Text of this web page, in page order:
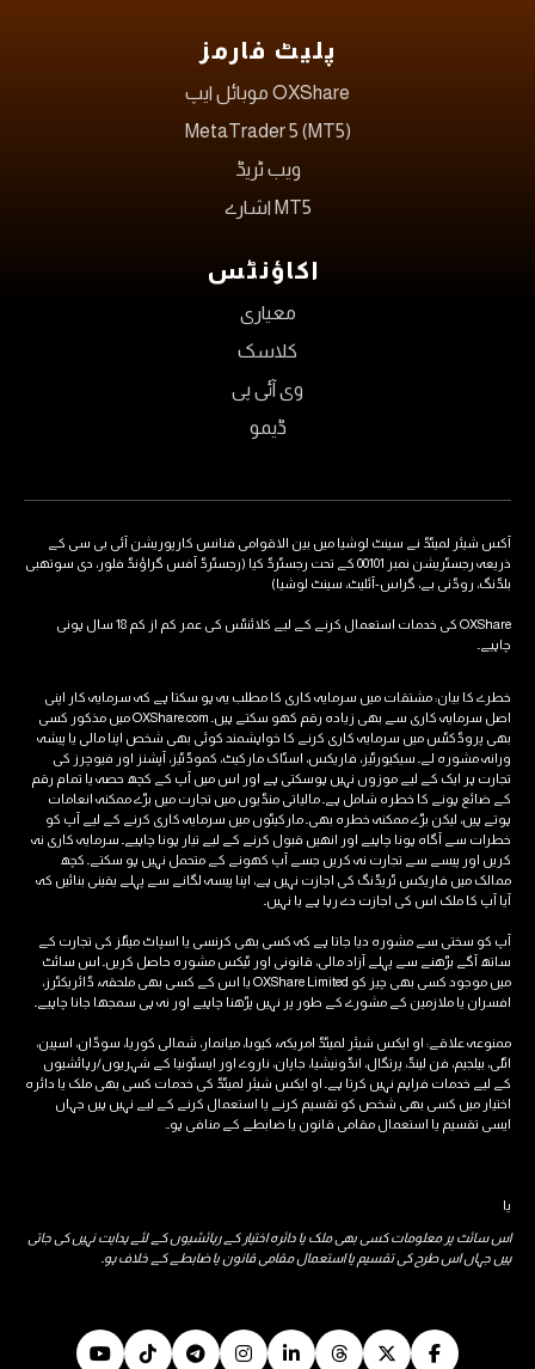
پلیٹ فارمز
OXShare موبائل ایپ
MetaTrader 5 (MT5)
ویب ٹریڈ
MT5 اشارے
اکاؤنٹس
معیاری
کلاسک
وی آئی پی
ڈیمو
آکس شیئر لمیٹڈ نے سینٹ لوشیا میں بین الاقوامی فنانس کارپوریشن آئی بی سی کے
ذریعہ رجسٹریشن نمبر 00101 کے تحت رجسٹرڈ کیا (رجسٹرڈ آفس گراؤنڈ فلور، دی سوتھبی
بلڈنگ، روڈنی بے، گراس-آئلیٹ، سینٹ لوشیا)
OXShare کی خدمات استعمال کرنے کے لیے کلائنٹس کی عمر کم از کم 18 سال ہونی
چاہیے۔
خطرے کا بیان: مشتقات میں سرمایہ کاری کا مطلب یہ ہو سکتا ہے کہ سرمایہ کار اپنی
اصل سرمایہ کاری سے بھی زیادہ رقم کھو سکتے ہیں۔ OXShare.com میں مذکور کسی
بھی پروڈکٹس میں سرمایہ کاری کرنے کا خواہشمند کوئی بھی شخص اپنا مالی یا پیشہ
ورانہ مشورہ لے۔ سیکیورٹیز، فاریکس، اسٹاک مارکیٹ، کموڈٹیز، آپشنز اور فیوچرز کی
تجارت ہر ایک کے لیے موزوں نہیں ہوسکتی ہے اور اس میں آپ کے کچھ حصہ یا تمام رقم
کے ضائع ہونے کا خطرہ شامل ہے۔ مالیاتی منڈیوں میں تجارت میں بڑے ممکنہ انعامات
ہوتے ہیں، لیکن بڑے ممکنہ خطرہ بھی۔ مارکیٹوں میں سرمایہ کاری کرنے کے لیے آپ کو
خطرات سے آگاہ ہونا چاہیے اور انھیں قبول کرنے کے لیے تیار ہونا چاہیے۔ سرمایہ کاری نہ
کریں اور پیسے سے تجارت نہ کریں جسے آپ کھونے کے متحمل نہیں ہو سکتے۔ کچھ
ممالک میں فاریکس ٹریڈنگ کی اجازت نہیں ہے، اپنا پیسہ لگانے سے پہلے یقینی بنائیں کہ
آیا آپ کا ملک اس کی اجازت دے رہا ہے یا نہیں۔
آپ کو سختی سے مشورہ دیا جاتا ہے کہ کسی بھی کرنسی یا اسپاٹ میٹلز کی تجارت کے
ساتھ آگے بڑھنے سے پہلے آزاد مالی، قانونی اور ٹیکس مشورہ حاصل کریں۔ اس سائٹ
میں موجود کسی بھی چیز کو OXShare Limited یا اس کے کسی بھی ملحقہ، ڈائریکٹرز،
افسران یا ملازمین کے مشورے کے طور پر نہیں پڑھنا چاہیے اور نہ ہی سمجھا جانا چاہیے۔
ممنوعہ علاقے: او ایکس شیئر لمیٹڈ امریکہ، کیوبا، ​​میانمار، شمالی کوریا، سوڈان، اسپین،
اٹلی، بیلجیم، فن لینڈ، پرتگال، انڈونیشیا، جاپان، ناروے اور ایسٹونیا کے شہریوں/رہائشیوں
کے لیے خدمات فراہم نہیں کرتا ہے۔ او ایکس شیئر لمیٹڈ کی خدمات کسی بھی ملک یا دائرہ
اختیار میں کسی بھی شخص کو تقسیم کرنے یا استعمال کرنے کے لیے نہیں ہیں جہاں
ایسی تقسیم یا استعمال مقامی قانون یا ضابطے کے منافی ہو۔.
یا
اس سائٹ پر معلومات کسی بھی ملک یا دائرہ اختیار کے رہائشیوں کے لئے ہدایت نہیں کی جاتی
ہیں جہاں اس طرح کی تقسیم یا استعمال مقامی قانون یا ضابطے کے خلاف ہو۔